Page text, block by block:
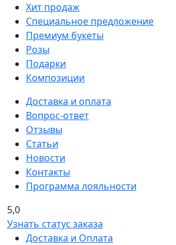
Хит продаж
Специальное предложение
Премиум букеты
Розы
Подарки
Композиции
Доставка и оплата
Вопрос-ответ
Отзывы
Статьи
Новости
Контакты
Программа лояльности
5,0
Узнать статус заказа
Доставка и Оплата